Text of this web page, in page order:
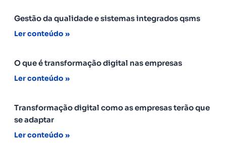
Gestão da qualidade e sistemas integrados qsms
Ler conteúdo »
O que é transformação digital nas empresas
Ler conteúdo »
Transformação digital como as empresas terão que
se adaptar
Ler conteúdo »